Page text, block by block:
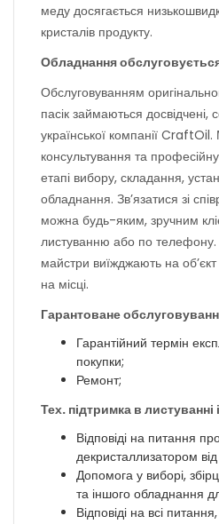
меду досягається
кристалів продукту.
Обладнання
Обслуговуванням
пасік займаються досвідчені,
української компанії
консультування та професійну
етапі вибору, складання,
обладнання. Зв’язатися зі
можна будь-яким, зручним
листуванню або по телефону.
майстри виїжджають на
на місці.
Гарантоване
Гарантійний термін
покупки;
Ремонт;
Тех. підтримка в
Відповіді на питання
декристаллизатором
Допомога у виборі,
та іншого обладнання
Відповіді на всі